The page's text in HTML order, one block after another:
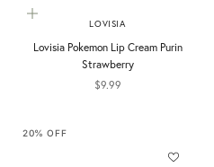
加入購物車
LOVISIA
Lovisia Pokemon Lip Cream Purin
Strawberry
促銷價
$9.99
20% OFF